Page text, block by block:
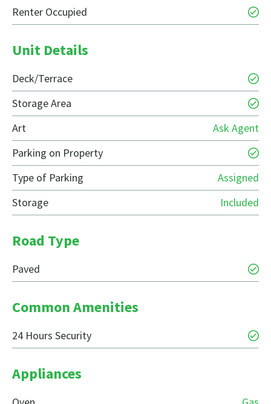
Renter Occupied
Unit Details
Deck/Terrace
Storage Area
Art
Ask Agent
Parking on Property
Type of Parking
Assigned
Storage
Included
Road Type
Paved
Common Amenities
24 Hours Security
Appliances